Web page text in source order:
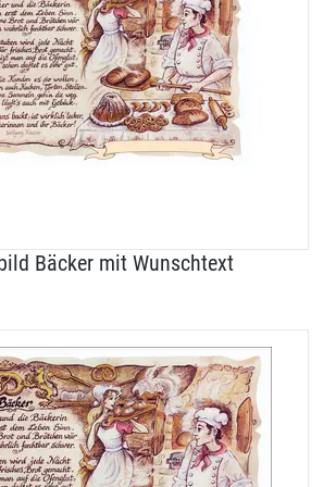
Bäcker mit Wunschtext